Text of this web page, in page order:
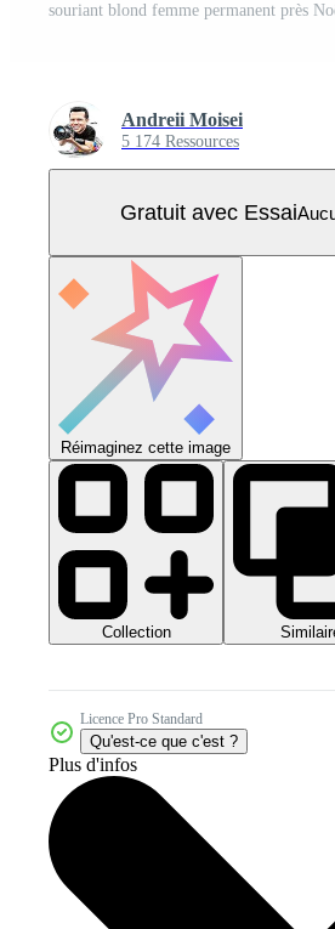
Andreii Moisei
5 174 Ressources
Gratuit avec Essai
Réimaginez cette image
Collection
Licence Pro Standard
Qu'est-ce que c'est ?
Plus d'infos